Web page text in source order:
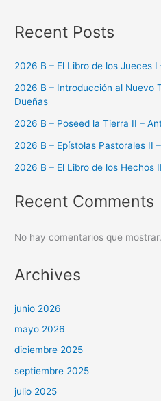
Recent Posts
2026 B – El Libro de los Jueces I
2026 B – Introducción al Nuevo
Dueñas
2026 B – Poseed la Tierra II –
2026 B – Epístolas Pastorales II
2026 B – El Libro de los Hechos
Recent Comments
No hay comentarios que mostrar.
Archives
junio 2026
mayo 2026
diciembre 2025
septiembre 2025
julio 2025